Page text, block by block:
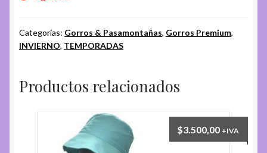
Categorías: Gorros & Pasamontañas, Gorros Premium,
INVIERNO, TEMPORADAS
Productos relacionados
$3.500,00 +IVA